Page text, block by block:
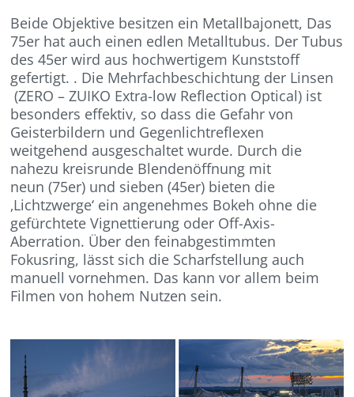
Beide Objektive besitzen ein Metallbajonett, Das
75er hat auch einen edlen Metalltubus. Der Tubus
des 45er wird aus hochwertigem Kunststoff
gefertigt. . Die Mehrfachbeschichtung der Linsen
(ZERO – ZUIKO Extra-low Reflection Optical) ist
besonders effektiv, so dass die Gefahr von
Geisterbildern und Gegenlichtreflexen
weitgehend ausgeschaltet wurde. Durch die
nahezu kreisrunde Blendenöffnung mit
neun (75er) und sieben (45er) bieten die
‚Lichtzwerge‘ ein angenehmes Bokeh ohne die
gefürchtete Vignettierung oder Off-Axis-
Aberration. Über den feinabgestimmten
Fokusring, lässt sich die Scharfstellung auch
manuell vornehmen. Das kann vor allem beim
Filmen von hohem Nutzen sein.